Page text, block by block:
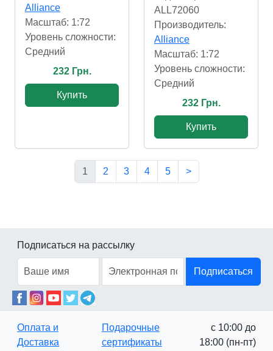
Alliance
Масштаб: 1:72
Уровень сложности:
Cредний
232 Грн.
Купить
ALL72060
Производитель:
Alliance
Масштаб: 1:72
Уровень сложности:
Cредний
232 Грн.
Купить
1 2 3 4 5 >
Подписаться на рассылку
Подписаться
Оплата и
Доставка
Подарочные
сертификаты
с 10:00 до
18:00 (пн-пт)